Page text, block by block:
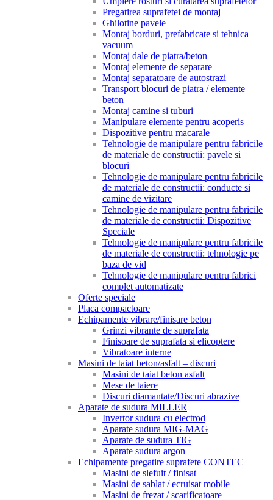
Pregatirea suprafetei de montaj
Ghilotine pavele
Montaj borduri, prefabricate si tehnica
vacuum
Montaj dale de piatra/beton
Montaj elemente de separare
Montaj separatoare de autostrazi
Transport blocuri de piatra / elemente
beton
Montaj camine si tuburi
Manipulare elemente pentru acoperis
Dispozitive pentru macarale
Tehnologie de manipulare pentru fabricile
de materiale de constructii: pavele si
blocuri
Tehnologie de manipulare pentru fabricile
de materiale de constructii: conducte si
camine de vizitare
Tehnologie de manipulare pentru fabricile
de materiale de constructii: Dispozitive
Speciale
Tehnologie de manipulare pentru fabricile
de materiale de constructii: tehnologie pe
baza de vid
Tehnologie de manipulare pentru fabrici
complet automatizate
Oferte speciale
Placa compactoare
Echipamente vibrare/finisare beton
Grinzi vibrante de suprafata
Finisoare de suprafata si elicoptere
Vibratoare interne
Masini de taiat beton/asfalt – discuri
Masini de taiat beton asfalt
Mese de taiere
Discuri diamantate/Discuri abrazive
Aparate de sudura MILLER
Invertor sudura cu electrod
Aparate sudura MIG-MAG
Aparate de sudura TIG
Aparate sudura argon
Echipamente pregatire suprafete CONTEC
Masini de slefuit / finisat
Masini de sablat / ecruisat mobile
Masini de frezat / scarificatoare